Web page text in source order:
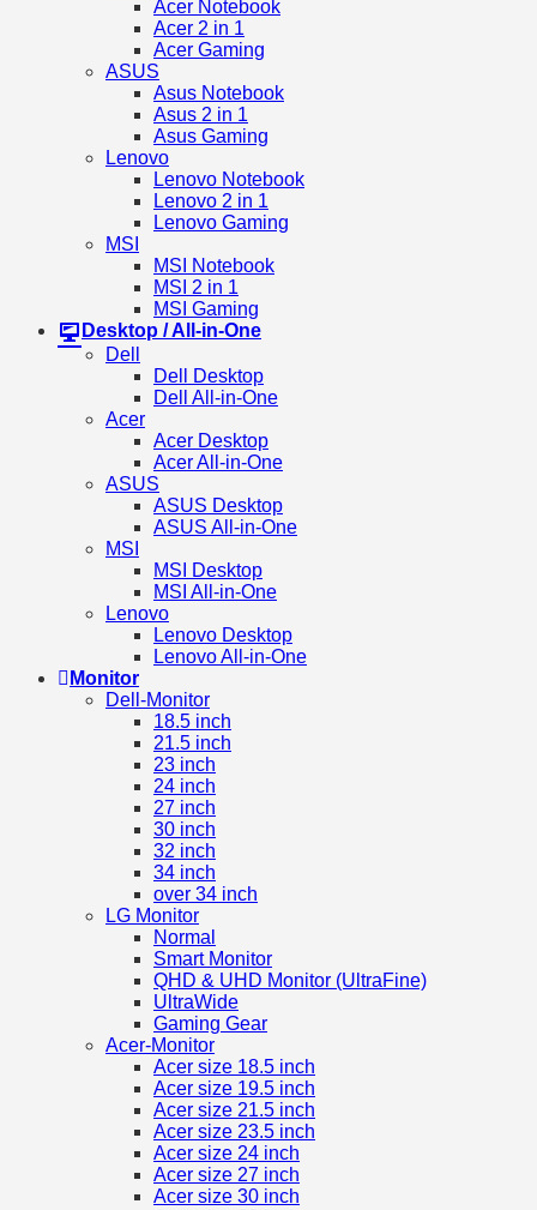
Acer Notebook
Acer 2 in 1
Acer Gaming
ASUS
Asus Notebook
Asus 2 in 1
Asus Gaming
Lenovo
Lenovo Notebook
Lenovo 2 in 1
Lenovo Gaming
MSI
MSI Notebook
MSI 2 in 1
MSI Gaming
Desktop / All-in-One
Dell
Dell Desktop
Dell All-in-One
Acer
Acer Desktop
Acer All-in-One
ASUS
ASUS Desktop
ASUS All-in-One
MSI
MSI Desktop
MSI All-in-One
Lenovo
Lenovo Desktop
Lenovo All-in-One
Monitor
Dell-Monitor
18.5 inch
21.5 inch
23 inch
24 inch
27 inch
30 inch
32 inch
34 inch
over 34 inch
LG Monitor
Normal
Smart Monitor
QHD & UHD Monitor (UltraFine)
UltraWide
Gaming Gear
Acer-Monitor
Acer size 18.5 inch
Acer size 19.5 inch
Acer size 21.5 inch
Acer size 23.5 inch
Acer size 24 inch
Acer size 27 inch
Acer size 30 inch